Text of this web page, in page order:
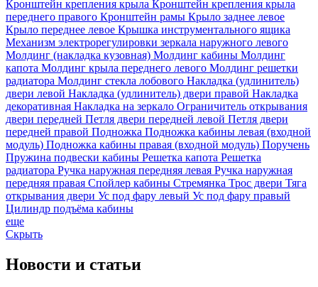
Кронштейн крепления крыла Кронштейн крепления крыла
переднего правого Кронштейн рамы Крыло заднее левое
Крыло переднее левое Крышка инструментального ящика
Механизм электрорегулировки зеркала наружного левого
Молдинг (накладка кузовная) Молдинг кабины Молдинг
капота Молдинг крыла переднего левого Молдинг решетки
радиатора Молдинг стекла лобового Накладка (удлинитель)
двери левой Накладка (удлинитель) двери правой Накладка
декоративная Накладка на зеркало Ограничитель открывания
двери передней Петля двери передней левой Петля двери
передней правой Подножка Подножка кабины левая (входной
модуль) Подножка кабины правая (входной модуль) Поручень
Пружина подвески кабины Решетка капота Решетка
радиатора Ручка наружная передняя левая Ручка наружная
передняя правая Спойлер кабины Стремянка Трос двери Тяга
открывания двери Ус под фару левый Ус под фару правый
Цилиндр подъёма кабины
еще
Скрыть
Новости и статьи